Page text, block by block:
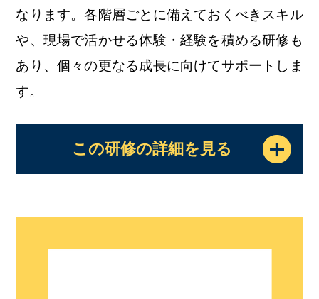
なります。各階層ごとに備えておくべきスキル
や、現場で活かせる体験・経験を積める研修も
あり、個々の更なる成長に向けてサポートしま
す。
この研修の詳細を見る